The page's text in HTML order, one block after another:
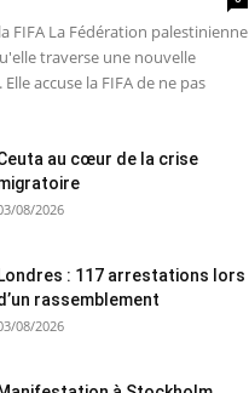
FIFA La Fédération palestinienne
traverse une nouvelle
accuse la FIFA de ne pas
au cœur de la crise
08/2026
Londres : 117 arrestations lors
rassemblement
08/2026